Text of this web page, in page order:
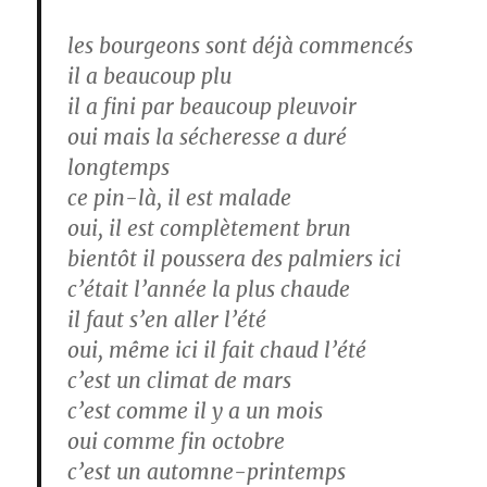
les bourgeons sont déjà commencés
il a beaucoup plu
il a fini par beaucoup pleuvoir
oui mais la sécheresse a duré
longtemps
ce pin-là, il est malade
oui, il est complètement brun
bientôt il poussera des palmiers ici
c’était l’année la plus chaude
il faut s’en aller l’été
oui, même ici il fait chaud l’été
c’est un climat de mars
c’est comme il y a un mois
oui comme fin octobre
c’est un automne-printemps